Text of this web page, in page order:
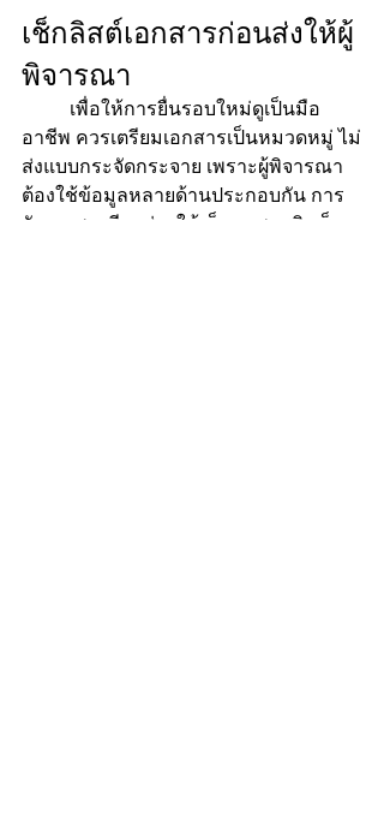
เช็กลิสต์เอกสารก่อนส่งให้ผู้
พิจารณา
อาชีพ ควรเตรียมเอกสารเป็นหมวดหมู่ ไม่
ส่งแบบกระจัดกระจาย เพราะผู้พิจารณา
ต้องใช้ข้อมูลหลายด้านประกอบกัน การ
จัดเอกสารดีจะช่วยให้เห็นภาพธุรกิจเร็ว